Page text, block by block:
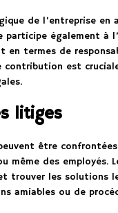
de l’entreprise en
participe également à
en termes de
est
litiges
être
même des employés.
trouver les solutions
amiables ou de